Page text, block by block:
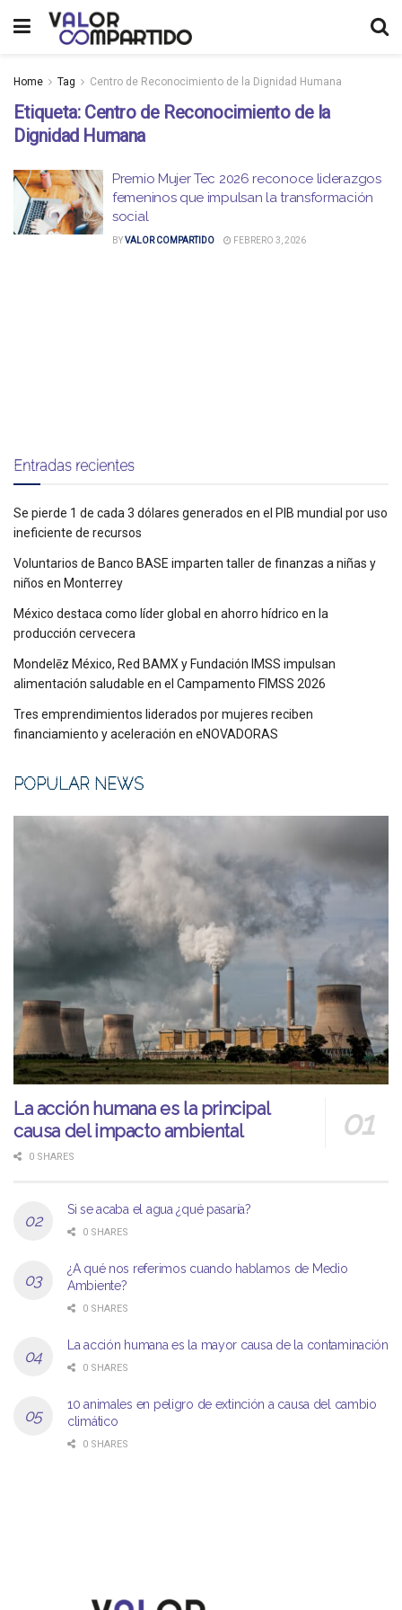
Home Tag Centro de Reconocimiento de la Dignidad Humana
Etiqueta: Centro de Reconocimiento de la
Dignidad Humana
Premio Mujer Tec 2026 reconoce liderazgos
femeninos que impulsan la transformación
social
BYVALOR COMPARTIDO FEBRERO 3, 2026
Entradas recientes
Se pierde 1 de cada 3 dólares generados en el PIB mundial por uso
ineficiente de recursos
Voluntarios de Banco BASE imparten taller de finanzas a niñas y
niños en Monterrey
México destaca como líder global en ahorro hídrico en la
producción cervecera
Mondelēz México, Red BAMX y Fundación IMSS impulsan
alimentación saludable en el Campamento FIMSS 2026
Tres emprendimientos liderados por mujeres reciben
financiamiento y aceleración en eNOVADORAS
POPULAR NEWS
La acción humana es la principal
causa del impacto ambiental
0 SHARES
Si se acaba el agua ¿qué pasaría?
0 SHARES
¿A qué nos referimos cuando hablamos de Medio
Ambiente?
0 SHARES
La acción humana es la mayor causa de la contaminación
0 SHARES
10 animales en peligro de extinción a causa del cambio
climático
0 SHARES